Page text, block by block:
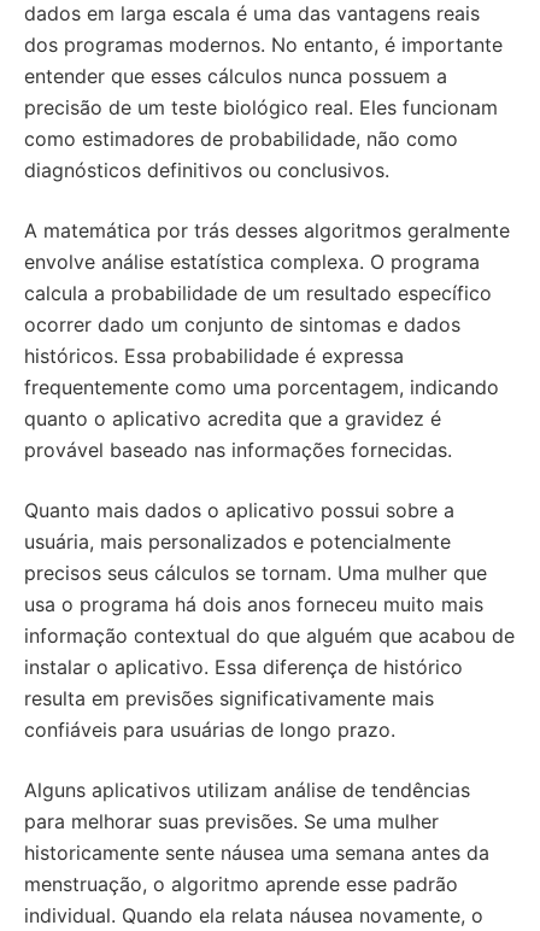
dados em larga escala é uma das vantagens reais
dos programas modernos. No entanto, é importante
entender que esses cálculos nunca possuem a
precisão de um teste biológico real. Eles funcionam
como estimadores de probabilidade, não como
diagnósticos definitivos ou conclusivos.
A matemática por trás desses algoritmos geralmente
envolve análise estatística complexa. O programa
calcula a probabilidade de um resultado específico
ocorrer dado um conjunto de sintomas e dados
históricos. Essa probabilidade é expressa
frequentemente como uma porcentagem, indicando
quanto o aplicativo acredita que a gravidez é
provável baseado nas informações fornecidas.
Quanto mais dados o aplicativo possui sobre a
usuária, mais personalizados e potencialmente
precisos seus cálculos se tornam. Uma mulher que
usa o programa há dois anos forneceu muito mais
informação contextual do que alguém que acabou de
instalar o aplicativo. Essa diferença de histórico
resulta em previsões significativamente mais
confiáveis para usuárias de longo prazo.
Alguns aplicativos utilizam análise de tendências
para melhorar suas previsões. Se uma mulher
historicamente sente náusea uma semana antes da
menstruação, o algoritmo aprende esse padrão
individual. Quando ela relata náusea novamente, o